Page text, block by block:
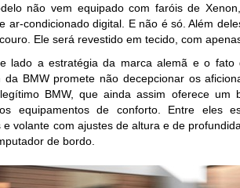
não vem equipado com faróis de
ar-condicionado digital. E não é só. Além
Ele será revestido em tecido, com
lado a estratégia da marca alemã e o
da BMW promete não decepcionar os
BMW, que ainda assim oferece um
equipamentos de conforto. Entre eles
e volante com ajustes de altura e de
de bordo.